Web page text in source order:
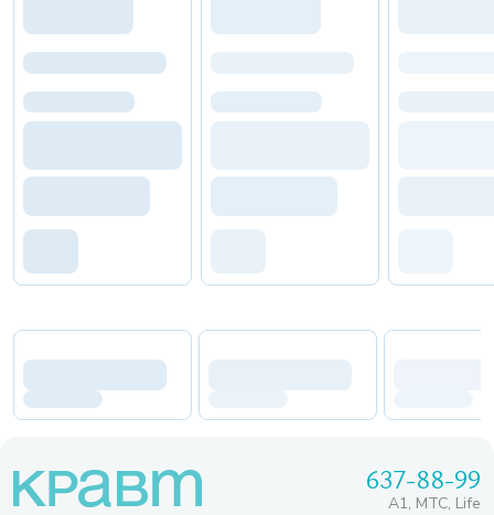
637-88-99
A1, МТС, Life